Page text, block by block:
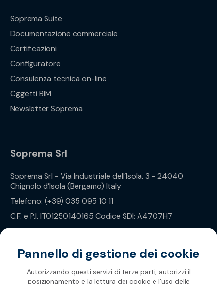
Soprema Suite
Documentazione commerciale
Certificazioni
Configuratore
Consulenza tecnica on-line
Oggetti BIM
Newsletter Soprema
Soprema Srl
Soprema Srl - Via Industriale dell’Isola, 3 - 24040
Chignolo d’Isola (Bergamo) Italy
Telefono: (+39) 035 095 10 11
C.F. e P.I. IT01250140165 Codice SDI: A4707H7
Privacy Policy
Pannello di gestione dei cookie
Autorizzando questi servizi di terze parti, autorizzi il
posizionamento e la lettura dei cookie e l'uso delle